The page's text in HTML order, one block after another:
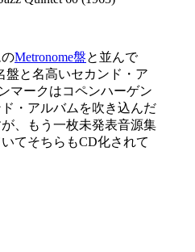
Metronome盤と並んで
盤と名高いセカンド・ア
マークはコペンハーゲン
・アルバムを吹き込んだ
、もう一枚未発表音源集
いてそちらもCD化されて